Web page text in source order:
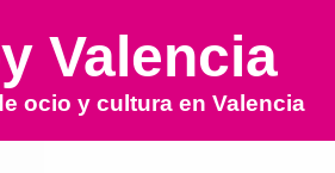
Valencia
ocio y cultura en Valencia